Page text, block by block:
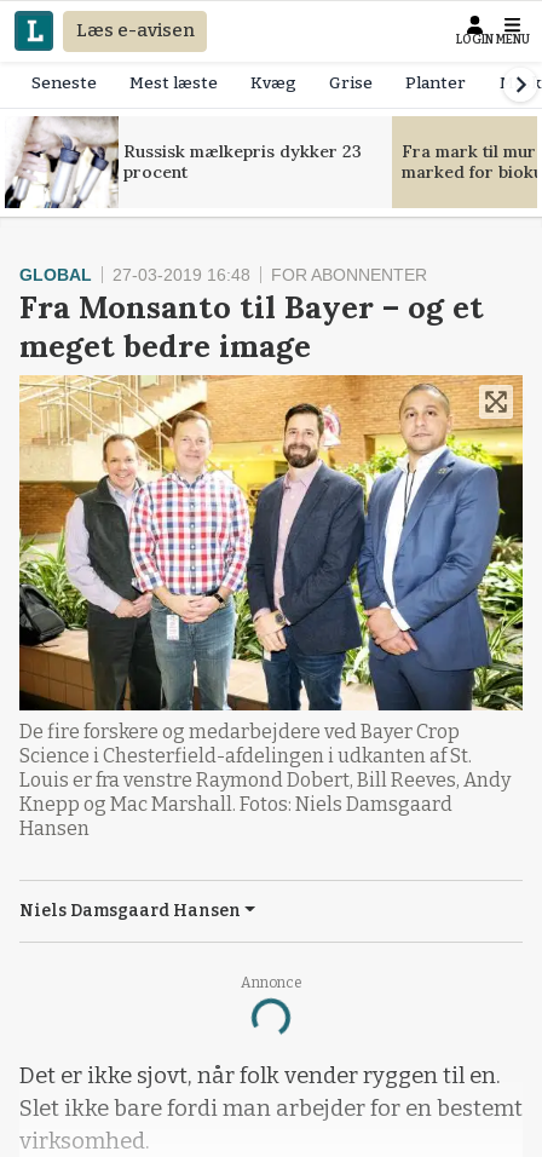
Læs e-avisen LOGIN MENU
Seneste Mest læste Kvæg Grise Planter
Russisk mælkepris dykker 23
procent
Fra mark til
marked for
Annonce
Loading...
GLOBAL 27-03-2019 16:48 FOR ABONNENTER
Fra Monsanto til Bayer – og et
meget bedre image
De fire forskere og medarbejdere ved Bayer Crop
Science i Chesterfield-afdelingen i udkanten af St.
Louis er fra venstre Raymond Dobert, Bill Reeves, Andy
Knepp og Mac Marshall. Fotos: Niels Damsgaard
Hansen
Niels Damsgaard Hansen
Det er ikke sjovt, når folk vender ryggen til en.
Slet ikke bare fordi man arbejder for en bestemt
virksomhed.